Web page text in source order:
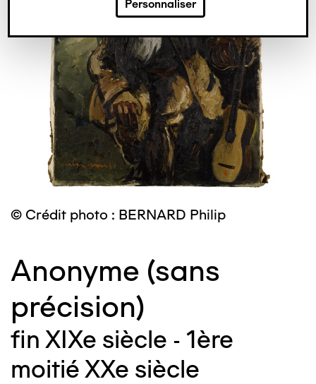
Personnaliser
© Crédit photo : BERNARD Philip
Anonyme (sans
précision)
fin XIXe siècle - 1ère
moitié XXe siècle